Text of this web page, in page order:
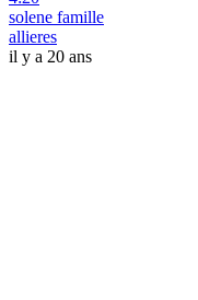
solene famille
allieres
il y a 20 ans